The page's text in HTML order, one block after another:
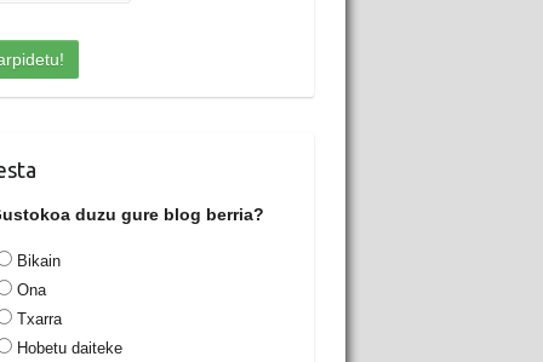
duzu gure blog berria?
Bikain
Ona
Txarra
Hobetu daiteke